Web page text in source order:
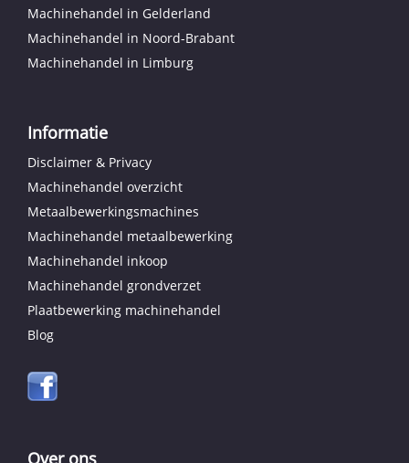
Machinehandel in Gelderland
Machinehandel in Noord-Brabant
Machinehandel in Limburg
Informatie
Disclaimer & Privacy
Machinehandel overzicht
Metaalbewerkingsmachines
Machinehandel metaalbewerking
Machinehandel inkoop
Machinehandel grondverzet
Plaatbewerking machinehandel
Blog
Over ons